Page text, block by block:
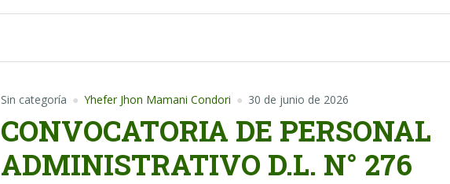
Sin categoría Yhefer Jhon Mamani Condori 30 de junio de 2026
CONVOCATORIA DE PERSONAL
ADMINISTRATIVO D.L. N° 276